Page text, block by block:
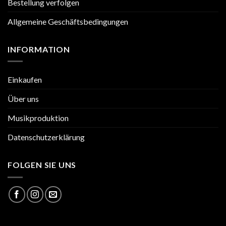
Bestellung verfolgen
Allgemeine Geschäftsbedingungen
INFORMATION
Einkaufen
Über uns
Musikproduktion
Datenschutzerklärung
FOLGEN SIE UNS